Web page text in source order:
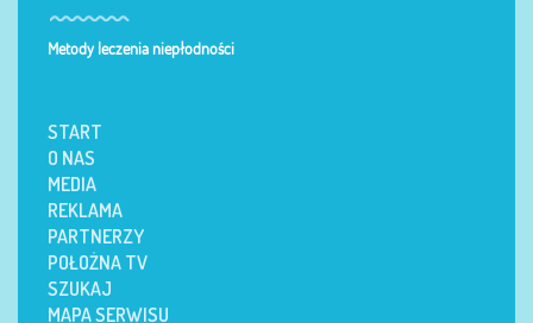
Metody leczenia niepłodności
START
O NAS
MEDIA
REKLAMA
PARTNERZY
POŁOŻNA TV
SZUKAJ
MAPA SERWISU